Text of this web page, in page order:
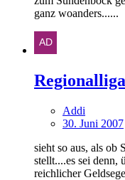
ganz woanders......
Addi
30. Juni 2007
sieht so aus, als ob
stellt....es sei denn,
reichlicher